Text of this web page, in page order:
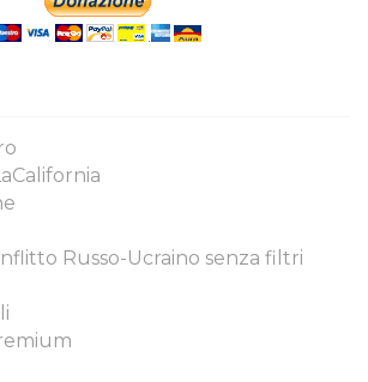
Russo-Ucraino senza filtri